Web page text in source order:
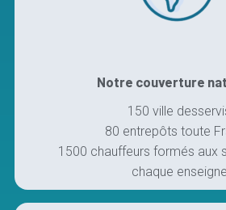
Notre couverture
150 ville
80 entrepôts toute
1500 chauffeurs formés aux
chaque enseigne.